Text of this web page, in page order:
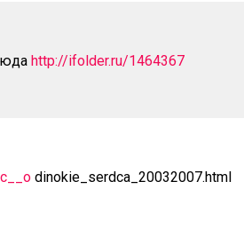
http://ifolder.ru/1464367
dinokie_serdca_20032007.html